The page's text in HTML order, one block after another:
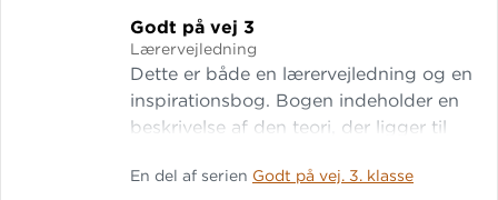
Godt på vej 3
Lærervejledning
Dette er både en lærervejledning og en
inspirationsbog. Bogen indeholder en
beskrivelse af den teori, der ligger til
side-vejledning og supplerende
En del af serien Godt på vej. 3. klasse